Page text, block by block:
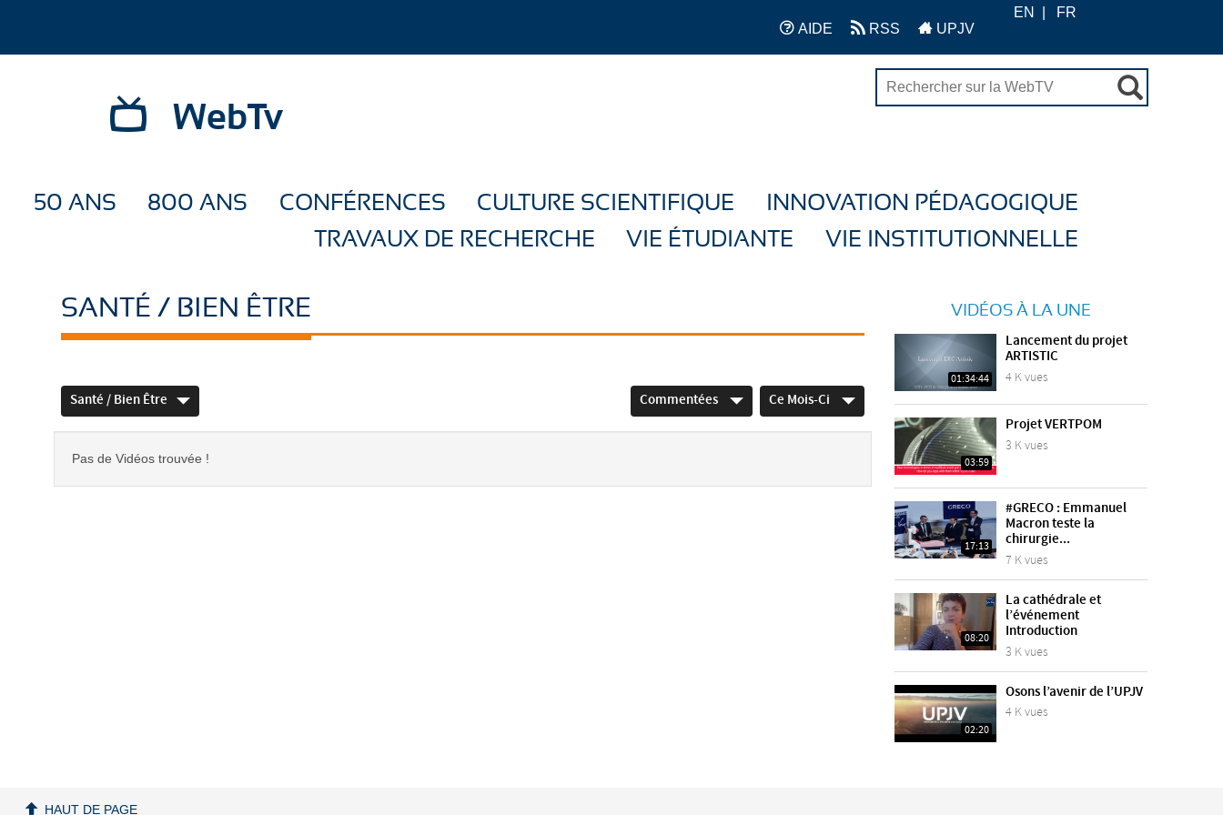
AIDE RSS UPJV
EN FR
WebTv
50 ANS 800 ANS CONFÉRENCES CULTURE SCIENTIFIQUE
INNOVATION PÉDAGOGIQUE
TRAVAUX DE RECHERCHE
VIE ÉTUDIANTE VIE INSTITUTIONNELLE
SANTÉ / BIEN ÊTRE
Santé / Bien Être Commentées Ce Mois-Ci
Pas de Vidéos trouvée !
VIDÉOS À LA UNE
01:34:44
Lancement du projet
ARTISTIC
4 K vues
03:59
Projet VERTPOM
3 K vues
17:13
#GRECO : Emmanuel
Macron teste la
chirurgie...
7 K vues
08:20
La cathédrale et
l’événement
Introduction
3 K vues
02:20
Osons l’avenir de l’UPJV
4 K vues
HAUT DE PAGE